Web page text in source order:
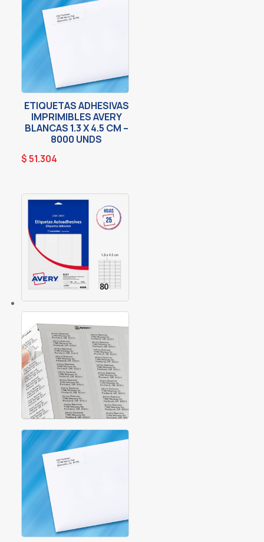
ETIQUETAS ADHESIVAS
IMPRIMIBLES AVERY
BLANCAS 1.3 X 4.5 CM –
8000 UNDS
$51.304